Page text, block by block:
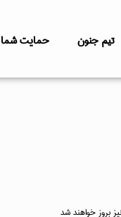
تیم جنون حمایت شما